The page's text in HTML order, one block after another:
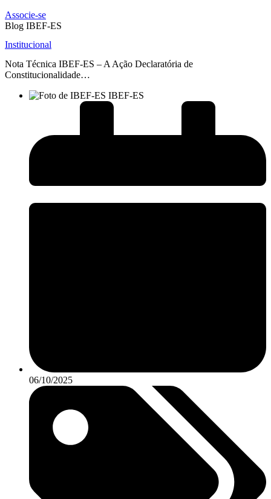
Associe-se
Blog IBEF-ES
Institucional
Nota Técnica IBEF-ES – A Ação Declaratória de
Constitucionalidade…
IBEF-ES
06/10/2025